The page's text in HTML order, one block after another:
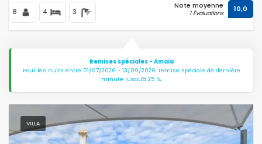
8 4 3
Note moyenne
1 Évaluations 10,0
Remises spéciales - Amaia
Pour les nuits entre 01/07/2026 - 13/09/2026: remise spéciale de dernière
minute jusqu'à 25 %.
VILLA